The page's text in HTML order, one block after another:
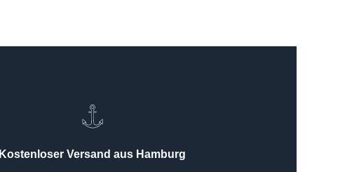
Kostenloser Versand aus Hamburg